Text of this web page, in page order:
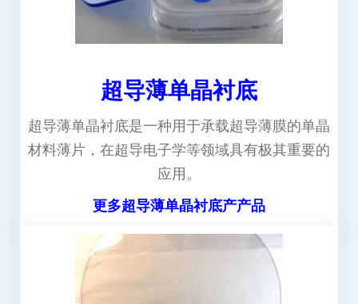
超导薄单晶衬底
超导薄单晶衬底是一种用于承载超导薄膜的单晶
材料薄片，在超导电子学等领域具有极其重要的
应用。
更多超导薄单晶衬底产产品